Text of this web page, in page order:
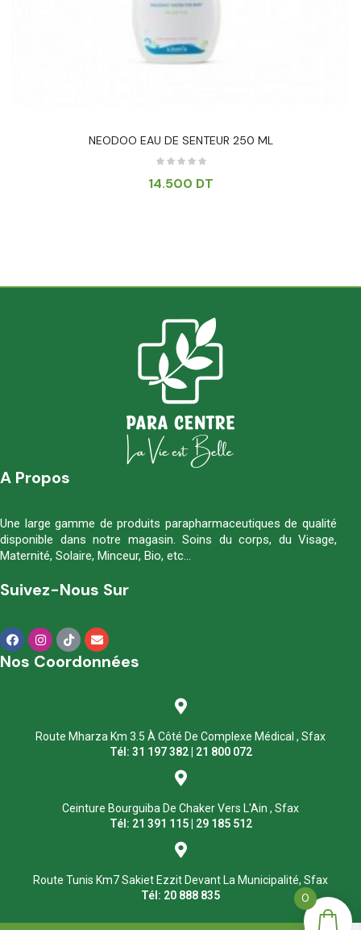
NEODOO EAU DE SENTEUR 250 ML
14.500 DT
A Propos
Une large gamme de produits parapharmaceutiques de qualité
disponible dans notre magasin. Soins du corps, du Visage,
Maternité, Solaire, Minceur, Bio, etc…
Suivez-Nous Sur
Nos Coordonnées
Route Mharza Km 3.5 À Côté De Complexe Médical , Sfax
Tél: 31 197 382 | 21 800 072
Ceinture Bourguiba De Chaker Vers L'Ain , Sfax
Tél: 21 391 115 | 29 185 512
Route Tunis Km7 Sakiet Ezzit Devant La Municipalité, Sfax
Tél: 20 888 835
0